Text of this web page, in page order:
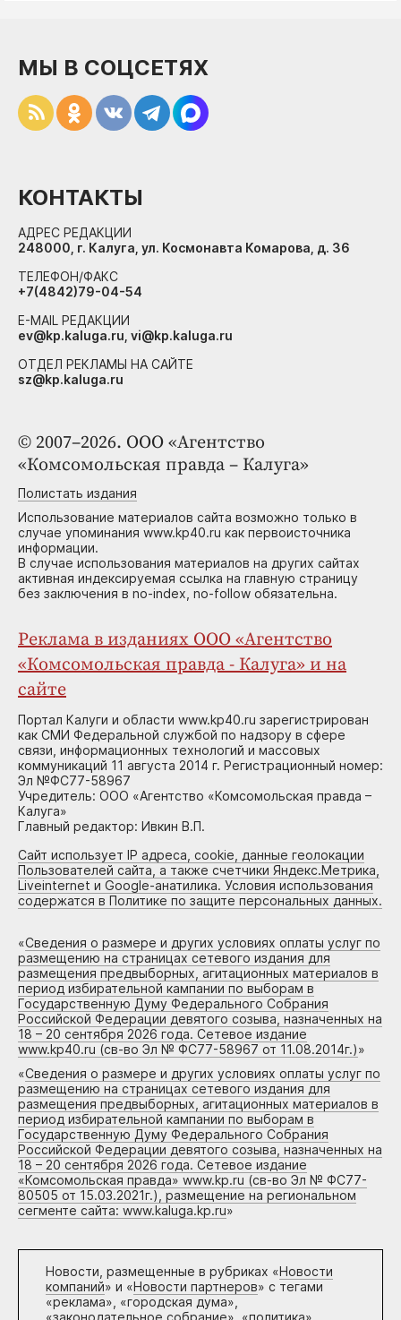
© 2007–2026. ООО «Агентство
«Комсомольская правда – Калуга»
Полистать издания
Использование материалов сайта возможно только в
случае упоминания www.kp40.ru как первоисточника
информации.
В случае использования материалов на других сайтах
активная индексируемая ссылка на главную страницу
без заключения в no-index, no-follow обязательна.
Реклама в изданиях ООО «Агентство
«Комсомольская правда - Калуга» и на
сайте
Портал Калуги и области www.kp40.ru зарегистрирован
как СМИ Федеральной службой по надзору в сфере
связи, информационных технологий и массовых
коммуникаций 11 августа 2014 г. Регистрационный номер:
Эл №ФС77-58967
Учредитель: ООО «Агентство «Комсомольская правда –
Калуга»
Главный редактор: Ивкин В.П.
Сайт использует IP адреса, cookie, данные геолокации
Пользователей сайта, а также счетчики Яндекс.Метрика,
Liveinternet и Google-анатилика. Условия использования
содержатся в Политике по защите персональных данных.
«Сведения о размере и других условиях оплаты услуг по
размещению на страницах сетевого издания для
размещения предвыборных, агитационных материалов в
период избирательной кампании по выборам в
Государственную Думу Федерального Собрания
Российской Федерации девятого созыва, назначенных на
18 – 20 сентября 2026 года. Сетевое издание
www.kp40.ru (св-во Эл № ФС77-58967 от 11.08.2014г.)»
«Сведения о размере и других условиях оплаты услуг по
размещению на страницах сетевого издания для
размещения предвыборных, агитационных материалов в
период избирательной кампании по выборам в
Государственную Думу Федерального Собрания
Российской Федерации девятого созыва, назначенных на
18 – 20 сентября 2026 года. Сетевое издание
«Комсомольская правда» www.kp.ru (св-во Эл № ФС77-
80505 от 15.03.2021г.), размещение на региональном
сегменте сайта: www.kaluga.kp.ru»
Новости, размещенные в рубриках «Новости
компаний» и «Новости партнеров» с тегами
«реклама», «городская дума»,
«законодательное собрание», «политика»,
МЫ В СОЦСЕТЯХ
КОНТАКТЫ
АДРЕС РЕДАКЦИИ
248000, г. Калуга, ул. Космонавта Комарова, д. 36
ТЕЛЕФОН/ФАКС
+7(4842)79-04-54
E-MAIL РЕДАКЦИИ
ev@kp.kaluga.ru, vi@kp.kaluga.ru
ОТДЕЛ РЕКЛАМЫ НА САЙТЕ
sz@kp.kaluga.ru